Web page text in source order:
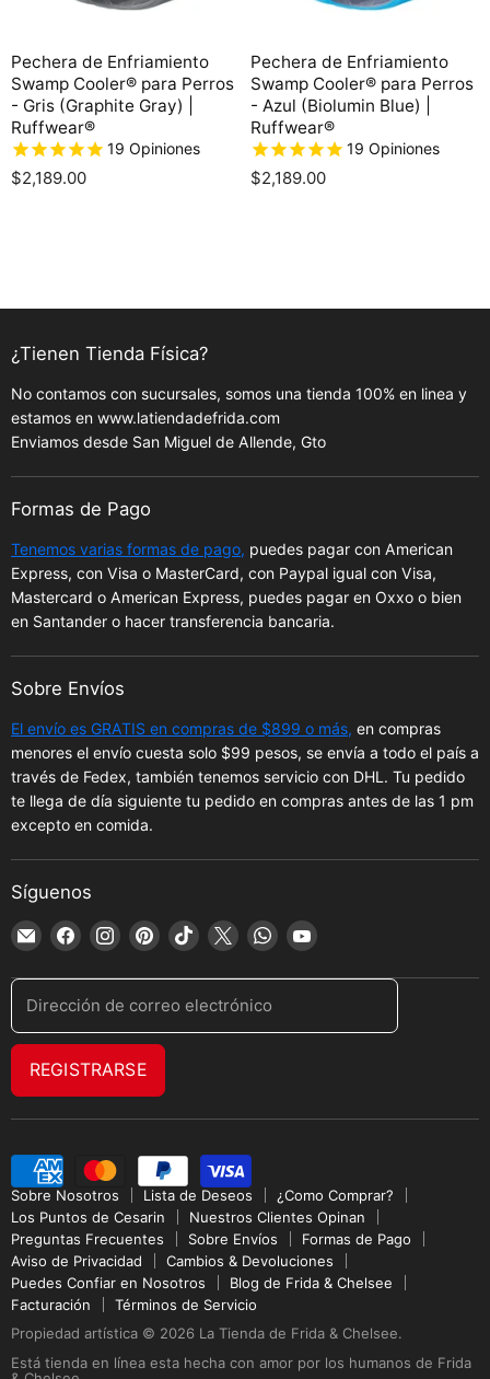
Pechera de Enfriamiento
Swamp Cooler® para Perros
- Gris (Graphite Gray) |
Ruffwear®
19 Opiniones
$2,189.00
Pechera de Enfriamiento
Swamp Cooler® para Perros
- Azul (Biolumin Blue) |
Ruffwear®
19 Opiniones
$2,189.00
¿Tienen Tienda Física?
No contamos con sucursales, somos una tienda 100% en linea y
estamos en www.latiendadefrida.com
Enviamos desde San Miguel de Allende, Gto
Formas de Pago
Tenemos varias formas de pago, puedes pagar con American
Express, con Visa o MasterCard, con Paypal igual con Visa,
Mastercard o American Express, puedes pagar en Oxxo o bien
en Santander o hacer transferencia bancaria.
Sobre Envíos
El envío es GRATIS en compras de $899 o más, en compras
menores el envío cuesta solo $99 pesos, se envía a todo el país a
través de Fedex, también tenemos servicio con DHL. Tu pedido
te llega de día siguiente tu pedido en compras antes de las 1 pm
excepto en comida.
Síguenos
Encuéntrenos
electrónico
Encuéntrenos
Encuéntrenos
Encuéntrenos
Encuéntrenos
Encuéntrenos
Encuéntrenos
Encuéntrenos
Dirección de correo electrónico
REGISTRARSE
Sobre Nosotros Lista de Deseos
¿Como Comprar?
Los Puntos de Cesarin
Nuestros Clientes Opinan
Preguntas Frecuentes
Sobre Envíos
Formas de Pago
Aviso de Privacidad
Cambios & Devoluciones
Puedes Confiar en Nosotros
Blog de Frida & Chelsee
Facturación
Términos de Servicio
Propiedad artística © 2026 La Tienda de Frida & Chelsee.
Está tienda en línea esta hecha con amor por los humanos de Frida